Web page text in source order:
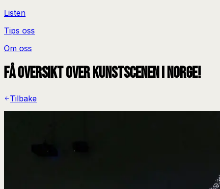
Listen
Tips oss
Om oss
Få oversikt over kunstscenen i Norge!
Tilbake